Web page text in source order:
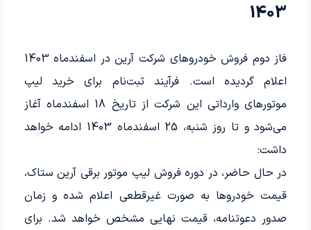
1403
فاز دوم فروش خودروهای شرکت آرین در اسفندماه 1403
اعلام گردیده است. فرآیند ثبت‌نام برای خرید لیپ
موتورهای وارداتی این شرکت از تاریخ 18 اسفندماه آغاز
می‌شود و تا روز شنبه، 25 اسفندماه 1403 ادامه خواهد
داشت:
در حال حاضر، در دوره فروش لیپ موتور برقی آرین ستاک،
قیمت خودروها به صورت غیرقطعی اعلام شده و زمان
صدور دعوتنامه، قیمت نهایی مشخص خواهد شد. برای